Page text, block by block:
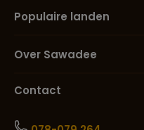
Populaire landen
Over Sawadee
Contact